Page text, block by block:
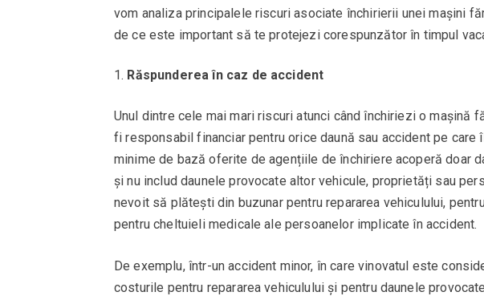
vom analiza principalele riscuri asociate închirierii unei mașini
de ce este important să te protejezi corespunzător în timpul
Răspunderea în caz de accident
Unul dintre cele mai mari riscuri atunci când închiriezi o mașină
fi responsabil financiar pentru orice daună sau accident pe care
minime de bază oferite de agențiile de închiriere acoperă doar
și nu includ daunele provocate altor vehicule, proprietăți sau
nevoit să plătești din buzunar pentru repararea vehiculului,
pentru cheltuieli medicale ale persoanelor implicate în accident.
De exemplu, într-un accident minor, în care vinovatul este
costurile pentru repararea vehiculului și pentru daunele